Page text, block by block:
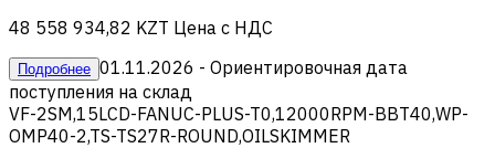
48 558 934,82 KZT Цена с НДС
Подробнее 01.11.2026 - Ориентировочная дата
поступления на склад
VF-2SM,15LCD-FANUC-PLUS-T0,12000RPM-BBT40,WP-
OMP40-2,TS-TS27R-ROUND,OILSKIMMER